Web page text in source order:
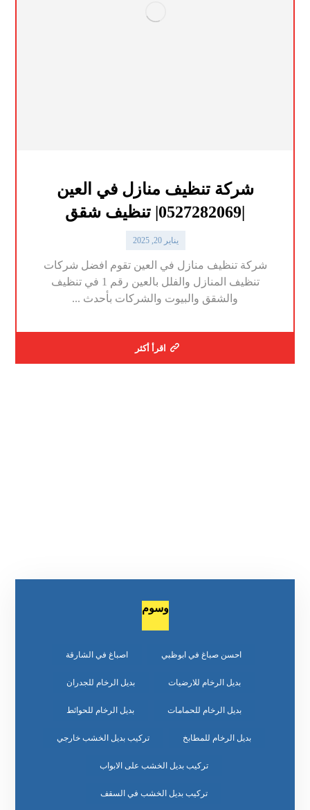
شركة تنظيف منازل في العين
يناير 20, 2025
شركة تنظيف منازل في العين تقوم افضل شركات
تنظيف المنازل والفلل بالعين رقم 1 في تنظيف
والشقق والبيوت والشركات بأحدث ...
اقرأ أكثر
وسوم
احسن صباغ في ابوظبي اصباغ في الشارقة
بديل الرخام للارضيات بديل الرخام للجدران
بديل الرخام للحمامات بديل الرخام للحوائط
بديل الرخام للمطابخ تركيب بديل الخشب خارجي
تركيب بديل الخشب على الابواب
تركيب بديل الخشب في السقف